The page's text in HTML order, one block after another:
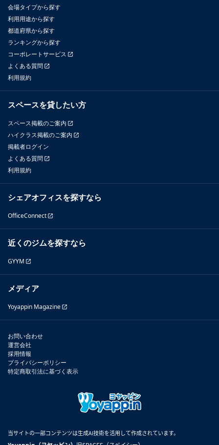
会場タイプから探す
利用用途から探す
都道府県から探す
ランキングから探す
コーポレートサービス
よくある質問
利用規約
スペースを貸したい方
スペース掲載のご案内
ハイクラス掲載のご案内
掲載者ログイン
よくある質問
利用規約
シェアオフィスを探すなら
OfficeConnect
近くのジムを探すなら
GYYM
メディア
Yoyappin Magazine
お問い合わせ
運営会社
採用情報
プライバシーポリシー
特定商取引法に基づく表示
当サイトの一部コンテンツは生成AI技術を活用して作成されています。